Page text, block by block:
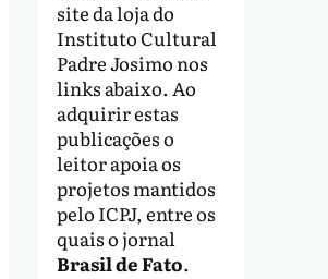
site da loja do
Instituto Cultural
Padre Josimo nos
links abaixo. Ao
adquirir estas
publicações o
leitor apoia os
projetos mantidos
pelo ICPJ, entre os
quais o jornal
Brasil de Fato.